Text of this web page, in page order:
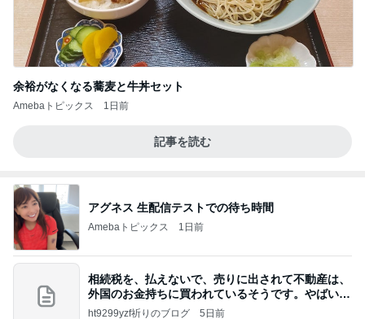
余裕がなくなる蕎麦と牛丼セット
Amebaトピックス 1日前
記事を読む
アグネス 生配信テストでの待ち時間
Amebaトピックス 1日前
相続税を、払えないで、売りに出されて不動産は、
外国のお金持ちに買われているそうです。やばいで
すよ
ht9299yzf祈りのブログ 5日前